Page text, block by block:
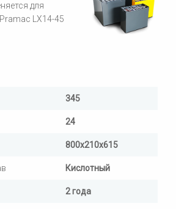
для
LX14-45
345
24
800х210х615
Кислотный
2 года